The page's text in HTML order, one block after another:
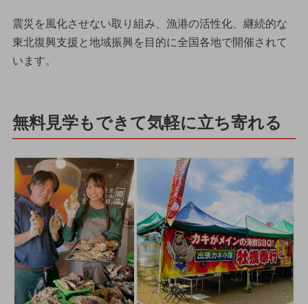
震災を風化させない取り組み、漁港の活性化、継続的な
東北復興支援と地域振興を目的に全国各地で開催されて
います。
無料見学もできて気軽に立ち寄れる